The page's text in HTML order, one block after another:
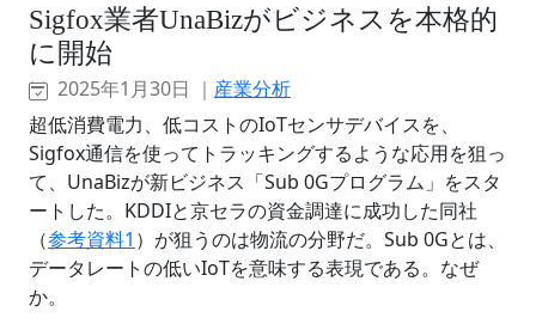
Sigfox業者UnaBizがビジネスを本格的
に開始
2025年1月30日 ｜ 産業分析
超低消費電力、低コストのIoTセンサデバイスを、
Sigfox通信を使ってトラッキングするような応用を狙っ
て、UnaBizが新ビジネス「Sub 0Gプログラム」をスタ
ートした。KDDIと京セラの資金調達に成功した同社
（参考資料1 ）が狙うのは物流の分野だ。Sub 0Gとは、
データレートの低いIoTを意味する表現である。なぜ
か。